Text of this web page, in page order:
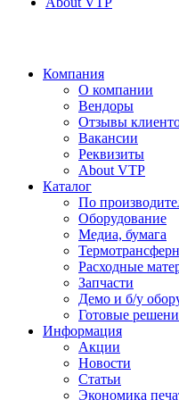
Компания
О компании
Вендоры
Отзывы
Вакансии
Реквизиты
About VTP
Каталог
По
Оборудование
Медиа, бумага
Расходные
Запчасти
Демо и б/у
Готовые
Информация
Акции
Новости
Статьи
Экономика